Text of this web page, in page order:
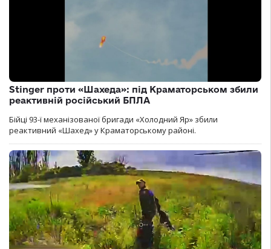
Stinger проти «Шахеда»: під Краматорськом збили
реактивній російський БПЛА
Бійці 93-ї механізованої бригади «Холодний Яр» збили
реактивний «Шахед» у Краматорському районі.